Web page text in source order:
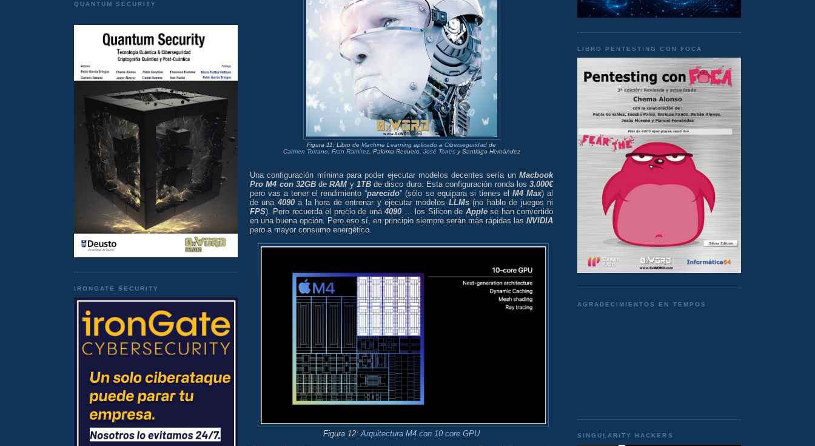
QUANTUM SECURITY
IRONGATE SECURITY
Figura 11: Libro de Machine Learning aplicado a Ciberseguridad de
Carmen Torrano, Fran Ramírez, Paloma Recuero, José Torresy Santiago Hernández
Una configuración mínima para poder ejecutar modelos decentes sería un Macbook
Pro M4 con 32GBdeRAM y 1TBde disco duro. Esta configuración ronda los3.000€
pero vas a tener el rendimiento “parecido” (sólo se equipara si tienes el M4 Max) al
de una 4090a la hora de entrenar y ejecutar modelos LLMs(no hablo de juegos ni
FPS). Pero recuerda el precio de una4090 … los Silicon de Applese han convertido
en una buena opción. Pero eso sí, en principio siempre serán más rápidas las NVIDIA
pero a mayor consumo energético.
Figura 12: Arquitectura M4 con 10 core GPU
LIBRO PENTESTING CON FOCA
AGRADECIMIENTOS EN TEMPOS
SINGULARITY HACKERS